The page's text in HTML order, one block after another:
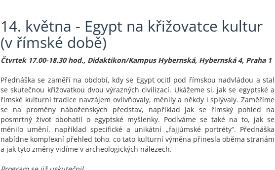
14. května - Egypt na křižovatce kultur
(v římské době)
Čtvrtek 17.00-18.30 hod., Didaktikon/Kampus Hybernská, Hybernská 4, Praha 1
Přednáška se zaměří na období, kdy se Egypt ocitl pod římskou nadvládou a stal
se skutečnou křižovatkou dvou výrazných civilizací. Ukážeme si, jak se egyptské a
římské kulturní tradice navzájem ovlivňovaly, měnily a někdy i splývaly. Zaměříme
se na proměny náboženských představ, například jak se římský pohled na
posmrtný život obohatil o egyptské myšlenky. Podíváme se také na to, jak se
měnilo umění, například specifické a unikátní „fajjúmské portréty“. Přednáška
nabídne komplexní přehled toho, co tato kulturní výměna přinesla oběma stranám
a jak tyto změny vidíme v archeologických nálezech.